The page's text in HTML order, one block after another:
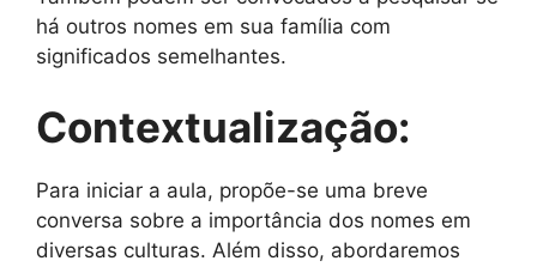
há outros nomes em sua família com
significados semelhantes.
Contextualização:
Para iniciar a aula, propõe-se uma breve
conversa sobre a importância dos nomes em
diversas culturas. Além disso, abordaremos